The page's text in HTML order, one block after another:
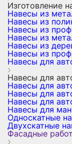
Изготовление
Навесы из
Навесы из
Навесы из
Навесы из
Навесы из
Навесы из
Навесы для
Навесы для
Навесы для
Навесы для
Навесы для
Навесы для
Односкатные
Двухскатные
Фасадные